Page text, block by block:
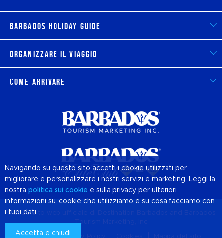
Barbados Holiday Guide
Organizzare il viaggio
Come arrivare
© 2026 Sito web ufficiale di Destination
Tourism Marketing, Inc
Chi siamo Privacy Policy
Navigando su questo sito accetti i cookie utilizzati per
migliorare e personalizzare i nostri servizi e marketing. Leggi la
nostra politica sui cookie e sulla privacy per ulteriori
informazioni sui cookie che utilizziamo e su cosa facciamo con
i tuoi dati.
Accetta e chiudi